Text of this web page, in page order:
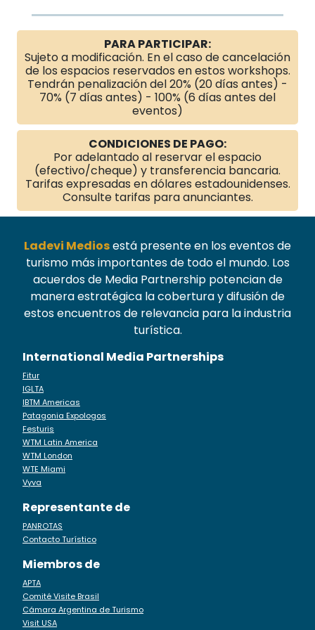
PARA PARTICIPAR:
Sujeto a modificación. En el caso de cancelación
de los espacios reservados en estos workshops.
Tendrán penalización del 20% (20 días antes) -
70% (7 días antes) - 100% (6 días antes del
eventos)
CONDICIONES DE PAGO:
Por adelantado al reservar el espacio
(efectivo/cheque) y transferencia bancaria.
Tarifas expresadas en dólares estadounidenses.
Consulte tarifas para anunciantes.
Ladevi Mediosestá presente en los eventos de
turismo más importantes de todo el mundo. Los
acuerdos de Media Partnership potencian de
manera estratégica la cobertura y difusión de
estos encuentros de relevancia para la industria
turística.
International Media Partnerships
Fitur
IGLTA
IBTM Americas
Patagonia Expologos
Festuris
WTM Latin America
WTM London
WTE Miami
Vyva
Representante de
PANROTAS
Contacto Turístico
Miembros de
APTA
Comité Visite Brasil
Cámara Argentina de Turismo
Visit USA